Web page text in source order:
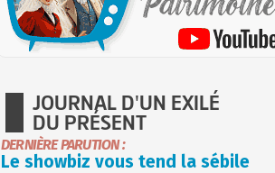
JOURNAL D'UN EXILÉ
DU PRÉSENT
DERNIÈRE PARUTION :
Le showbiz vous tend la sébile